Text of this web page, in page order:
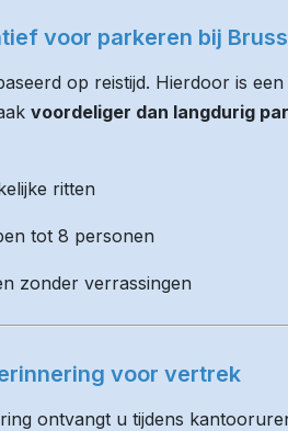
voor parkeren bij
op reistijd. Hierdoor is
voordeliger dan langdurig
ritten
tot 8 personen
zonder verrassingen
voor vertrek
ontvangt u tijdens